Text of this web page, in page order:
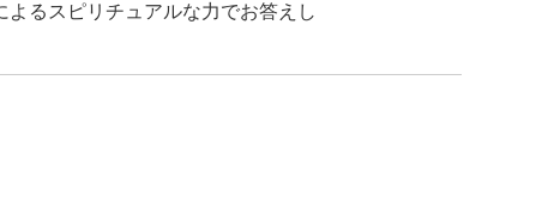
るスピリチュアルな力でお答えし